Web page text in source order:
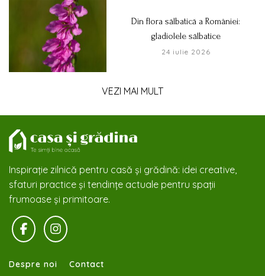
Din flora sălbatică a României:
gladiolele sălbatice
24 iulie 2026
VEZI MAI MULT
Inspirație zilnică pentru casă și grădină: idei creative,
sfaturi practice și tendințe actuale pentru spații
frumoase și primitoare.
Despre noi Contact